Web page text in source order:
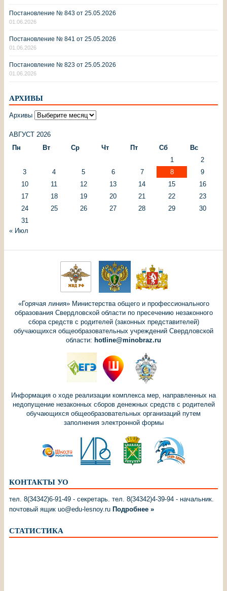
Постановление № 843 от 25.05.2026
01.06.2026
Постановление № 841 от 25.05.2026
01.06.2026
Постановление № 823 от 25.05.2026
01.06.2026
АРХИВЫ
Архивы
АВГУСТ 2026
Пн
Вт Ср Чт Пт Сб
Вс
1
2
3
4 5 6 7 8
9
10
11 12 13 14 15
16
17
18 19 20 21 22
23
24
25 26 27 28 29
30
31
« Июл
«Горячая линия» Министерства общего и профессионального
образования Свердловской области по пресечению незаконного
сбора средств с родителей (законных представителей)
обучающихся общеобразовательных учреждений Свердловской
области: hotline@minobraz.ru
Информация о ходе реализации комплекса мер, направленных на
недопущение незаконных сборов денежных средств с родителей
обучающихся общеобразовательных организаций путем
заполнения электронной формы
КОНТАКТЫ УО
тел. 8(34342)6-91-49 - секретарь. тел. 8(34342)4-39-94 - начальник.
почтовый ящик uo@edu-lesnoy.ru Подробнее »
СТАТИСТИКА